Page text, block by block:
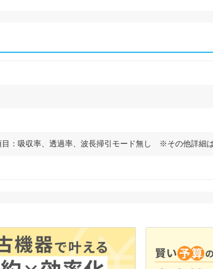
目：吸収率、透過率、波長掃引モード無し ※その他詳細は